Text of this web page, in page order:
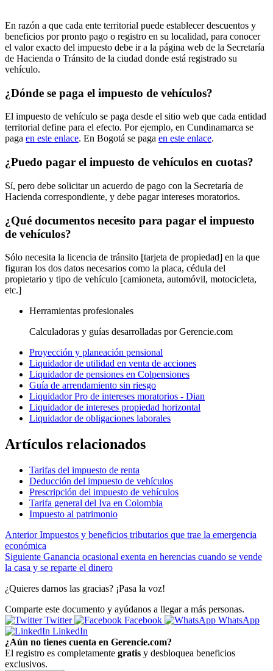
En razón a que cada ente territorial puede establecer descuentos y
beneficios por pronto pago o registro en su localidad, para conocer
el valor exacto del impuesto debe ir a la página web de la Secretaría
de Hacienda o Tránsito de la ciudad donde está registrado su
vehículo.
¿Dónde se paga el impuesto de vehículos?
El impuesto de vehículo se paga desde el sitio web que cada entidad
territorial define para el efecto. Por ejemplo, en Cundinamarca se
paga en este enlace. En Bogotá se paga en este enlace.
¿Puedo pagar el impuesto de vehículos en cuotas?
Sí, pero debe solicitar un acuerdo de pago con la Secretaría de
Hacienda correspondiente, y debe pagar intereses moratorios.
¿Qué documentos necesito para pagar el impuesto
de vehículos?
Sólo necesita la licencia de tránsito [tarjeta de propiedad] en la que
figuran los dos datos necesarios como la placa, cédula del
propietario y tipo de vehículo [camioneta, automóvil, motocicleta,
etc.]
Herramientas profesionales
Calculadoras y guías desarrolladas por Gerencie.com
Proyección y planeación pensional
Liquidador de utilidad en venta de acciones
Liquidador de pensiones en Colpensiones
Guía de arrendamiento sin riesgo
Liquidador Pro de intereses moratorios - Dian
Liquidador de intereses propiedad horizontal
Liquidador de obligaciones laborales
Artículos relacionados
Tarifas del impuesto de renta
Deducción del impuesto de vehículos
Prescripción del impuesto de vehículos
Tarifa general del Iva en Colombia
Impuesto al patrimonio
Anterior Impuestos y beneficios tributarios que trae la emergencia
económica
Siguiente Ganancia ocasional exenta en herencias cuando se vende
la casa y se reparte el dinero
¿Quieres darnos las gracias? ¡Pasa la voz!
Comparte este documento y ayúdanos a llegar a más personas.
Twitter
Facebook
WhatsApp
LinkedIn
¿Aún no tienes cuenta en Gerencie.com?
El registro es completamente gratis y desbloquea beneficios
exclusivos.